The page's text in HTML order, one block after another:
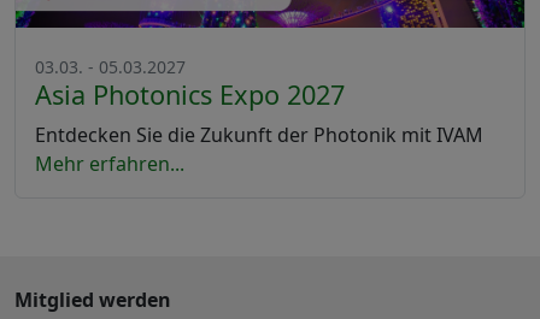
03.03. - 05.03.2027
Asia Photonics Expo 2027
Entdecken Sie die Zukunft der Photonik mit IVAM
Mehr erfahren...
Mitglied werden